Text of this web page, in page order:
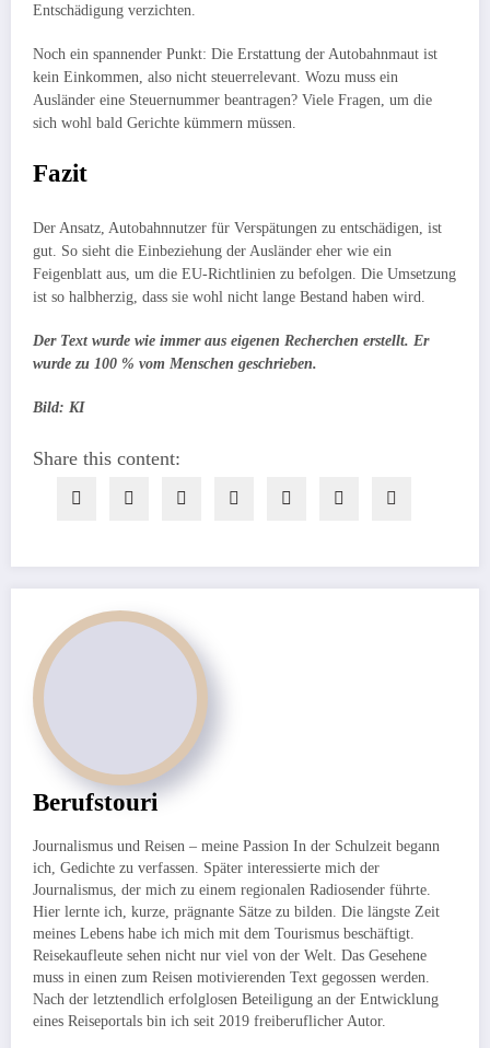
Entschädigung verzichten.
Noch ein spannender Punkt: Die Erstattung der Autobahnmaut ist
kein Einkommen, also nicht steuerrelevant. Wozu muss ein
Ausländer eine Steuernummer beantragen? Viele Fragen, um die
sich wohl bald Gerichte kümmern müssen.
Fazit
Der Ansatz, Autobahnnutzer für Verspätungen zu entschädigen, ist
gut. So sieht die Einbeziehung der Ausländer eher wie ein
Feigenblatt aus, um die EU-Richtlinien zu befolgen. Die Umsetzung
ist so halbherzig, dass sie wohl nicht lange Bestand haben wird.
Der Text wurde wie immer aus eigenen Recherchen erstellt. Er
wurde zu 100 % vom Menschen geschrieben.
Bild: KI
Share this content:
Berufstouri
Journalismus und Reisen – meine Passion In der Schulzeit begann
ich, Gedichte zu verfassen. Später interessierte mich der
Journalismus, der mich zu einem regionalen Radiosender führte.
Hier lernte ich, kurze, prägnante Sätze zu bilden. Die längste Zeit
meines Lebens habe ich mich mit dem Tourismus beschäftigt.
Reisekaufleute sehen nicht nur viel von der Welt. Das Gesehene
muss in einen zum Reisen motivierenden Text gegossen werden.
Nach der letztendlich erfolglosen Beteiligung an der Entwicklung
eines Reiseportals bin ich seit 2019 freiberuflicher Autor.